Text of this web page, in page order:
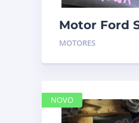
Motor Ford
TDCI de
MOTORES
NOVO